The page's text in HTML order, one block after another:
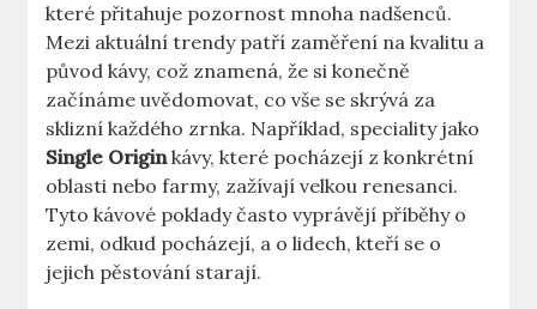
které přitahuje pozornost mnoha nadšenců.
Mezi aktuální trendy patří zaměření na kvalitu a
původ kávy, což znamená, že si konečně
začínáme uvědomovat, co vše se skrývá za
sklizní každého zrnka. Například, speciality jako
Single Originkávy, které pocházejí z konkrétní
oblasti nebo farmy, zažívají velkou renesanci.
Tyto kávové poklady často vyprávějí příběhy o
zemi, odkud pocházejí, a o lidech, kteří se o
jejich pěstování starají.